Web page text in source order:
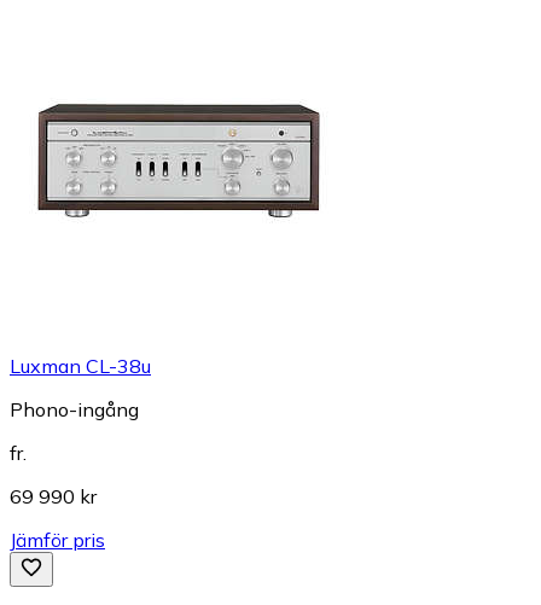
Luxman CL-38u
Phono-ingång
fr.
69 990 kr
Jämför pris